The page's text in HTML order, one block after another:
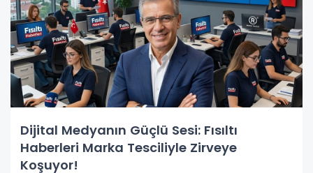
Dijital Medyanın Güçlü Sesi: Fısıltı
Haberleri Marka Tesciliyle Zirveye
Koşuyor!